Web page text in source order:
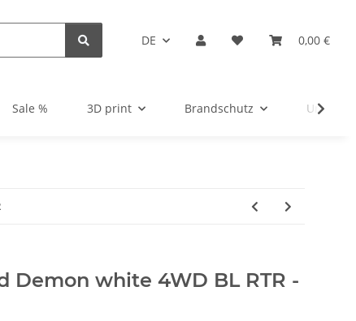
DE 0,00 €
Sale % 3D print Brandschutz
Demon white 4WD BL RTR -